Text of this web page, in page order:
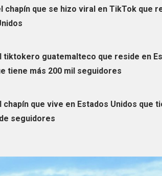
chapín que se hizo viral en TikTok que
tiktokero guatemalteco que reside en
tiene más 200 mil seguidores
chapín que vive en Estados Unidos que
seguidores